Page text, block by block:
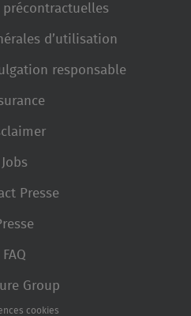
d’utilisation
responsable
Jobs
Presse
FAQ
Group
cookies